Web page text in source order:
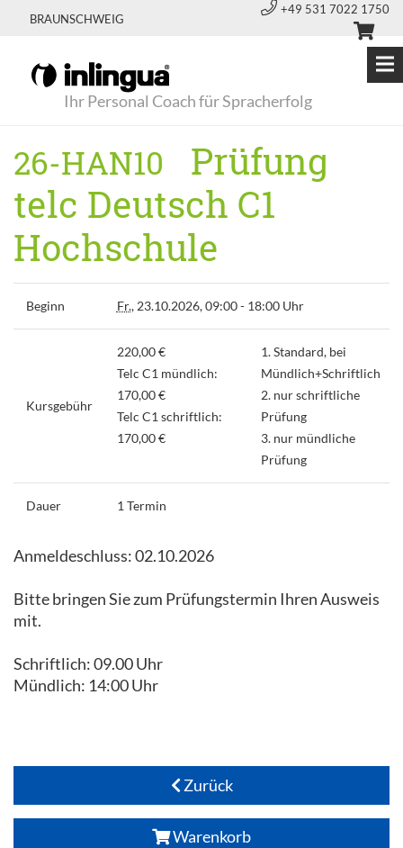
BRAUNSCHWEIG
+49 531 7022 1750
Ihr Personal Coach für Spracherfolg
26-HAN10
Prüfung
telc Deutsch C1
Hochschule
Beginn Fr., 23.10.2026, 09:00 - 18:00 Uhr
Kursgebühr
220,00 €
Telc C1 mündlich:
170,00 €
Telc C1 schriftlich:
170,00 €
1. Standard, bei
Mündlich+Schriftlich
2. nur schriftliche
Prüfung
3. nur mündliche
Prüfung
Dauer 1 Termin
Anmeldeschluss: 02.10.2026
Bitte bringen Sie zum Prüfungstermin Ihren Ausweis
mit.
Schriftlich: 09.00 Uhr
Mündlich: 14:00 Uhr
Zurück
Warenkorb